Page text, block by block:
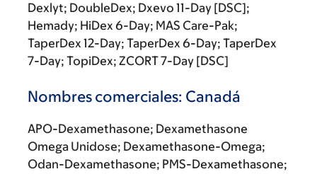
Dexlyt; DoubleDex; Dxevo 11-Day [DSC];
Hemady; HiDex 6-Day; MAS Care-Pak;
TaperDex 12-Day; TaperDex 6-Day; TaperDex
7-Day; TopiDex; ZCORT 7-Day [DSC]
Nombres comerciales: Canadá
APO-Dexamethasone; Dexamethasone
Omega Unidose; Dexamethasone-Omega;
Odan-Dexamethasone; PMS-Dexamethasone;